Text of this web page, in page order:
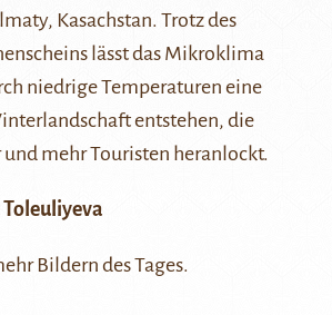
Kasachstan. Trotz des
lässt das Mikroklima
niedrige Temperaturen eine
entstehen, die
und mehr Touristen heranlockt.
Bildern des Tages.